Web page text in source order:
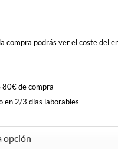
compra podrás ver el coste del
de compra
en 2/3 días laborables